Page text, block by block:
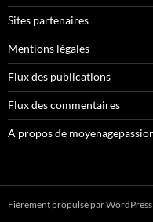
Sites partenaires
Mentions légales
Flux des publications
Flux des commentaires
A propos de
Fièrement propulsé par WordPress